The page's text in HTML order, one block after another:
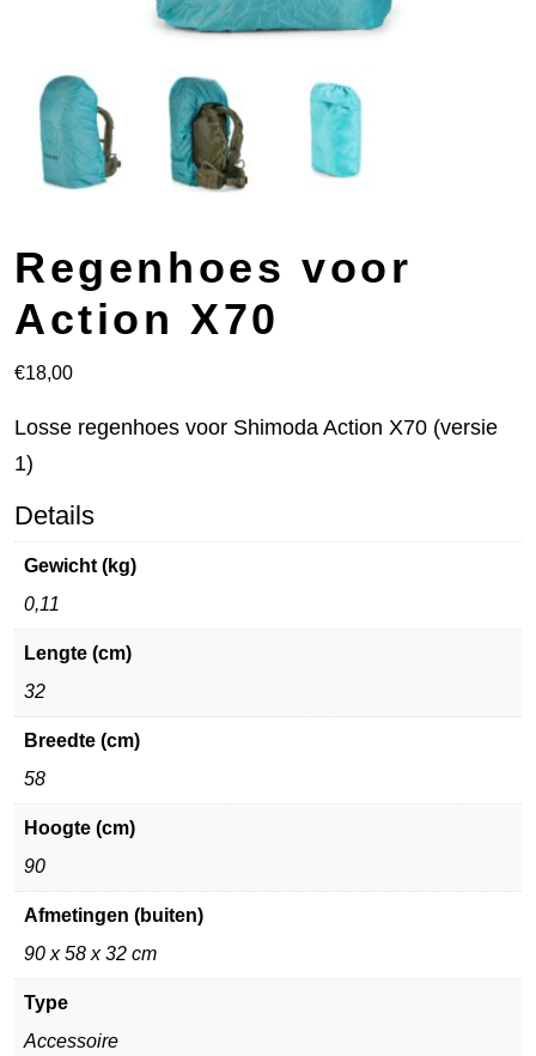
Regenhoes voor
Action X70
€18,00
Losse regenhoes voor Shimoda Action X70 (versie
1)
Details
Gewicht (kg)
0,11
Lengte (cm)
32
Breedte (cm)
58
Hoogte (cm)
90
Afmetingen (buiten)
90 x 58 x 32 cm
Type
Accessoire